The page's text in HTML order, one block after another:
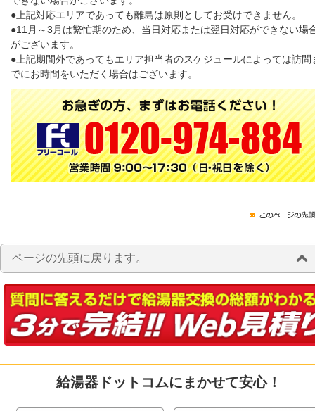
●上記対応エリアであっても離島は原則としてお受けできません。
●11月～3月は繁忙期のため、当日対応または翌日対応ができない場
がございます。
●上記期間外であってもエリア担当者のスケジュールによっては訪問
でにお時間をいただく場合はございます。
ページの先頭に戻ります。
給湯器ドットコムにまかせて安心！